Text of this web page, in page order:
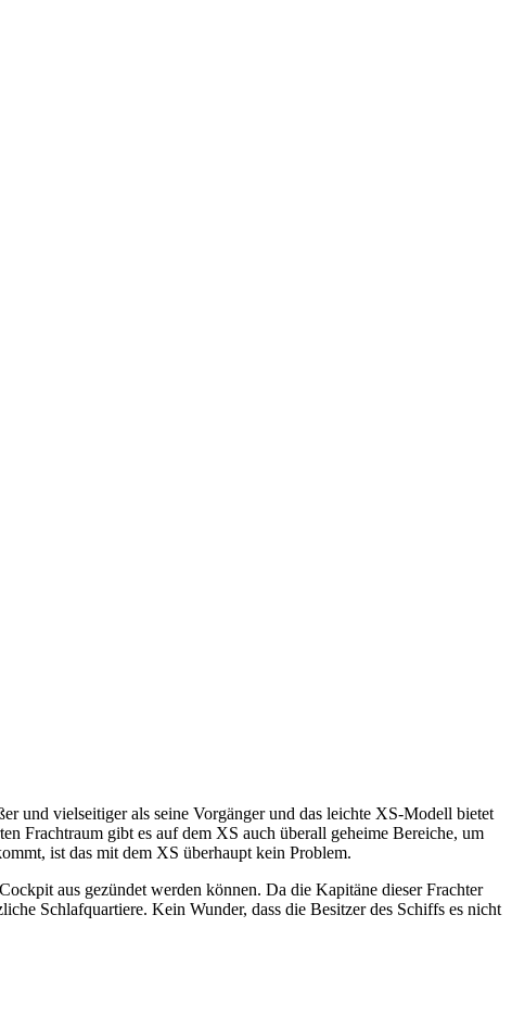
und vielseitiger als seine Vorgänger und das leichte XS-Modell bietet
Frachtraum gibt es auf dem XS auch überall geheime Bereiche, um
ist das mit dem XS überhaupt kein Problem.
aus gezündet werden können. Da die Kapitäne dieser Frachter
Schlafquartiere. Kein Wunder, dass die Besitzer des Schiffs es nicht